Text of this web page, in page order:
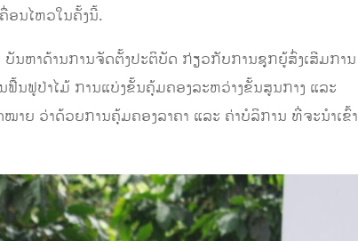
ອນໄຫວໃນຄັ້ງນີ້.
ບັນຫາດ້ານການຈັດຕັ້ງປະຕິບັດ ກ່ຽວກັບການຊຸກຍູ້ສົ່ງເສີມການ
ຟື້ນຟູປ່າໄມ້ ການແບ່ງຂັ້ນຄຸ້ມຄອງລະຫວ່າງຂັ້ນສູນກາງ ແລະ
າຍ ວ່າດ້ວຍການຄຸ້ມຄອງລາຄາ ແລະ ຄ່າບໍລິການ ທີ່ຈະນຳເຂົ້າ